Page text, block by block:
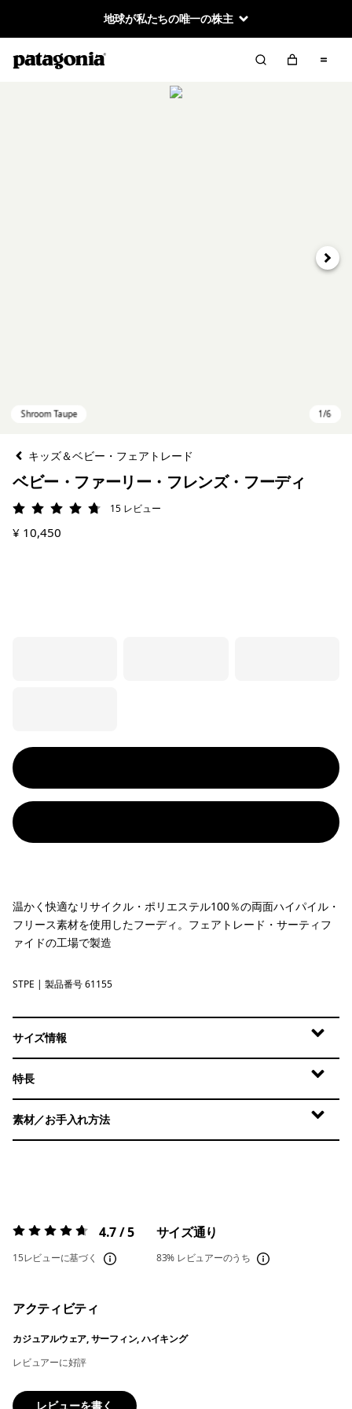
地球が私たちの唯一の株主
次へ
キッズ＆ベビー・フェアトレード
ベビー・ファーリー・フレンズ・フーディ
評価: 4.7 / 5
15 レビュー
¥ 10,450
温かく快適なリサイクル・ポリエステル100％の両面ハイパイル・
フリース素材を使用したフーディ。フェアトレード・サーティフ
ァイドの工場で製造
Shroom Taupe
STPE | 製品番号 61155
サイズ情報
特長
素材／お手入れ方法
評価:4.7 / 5 4.7 / 5
15レビューに基づく
サイズ通り
83% レビュアーのうち
アクティビティ
カジュアルウェア, サーフィン, ハイキング
レビュアーに好評
レビューを書く